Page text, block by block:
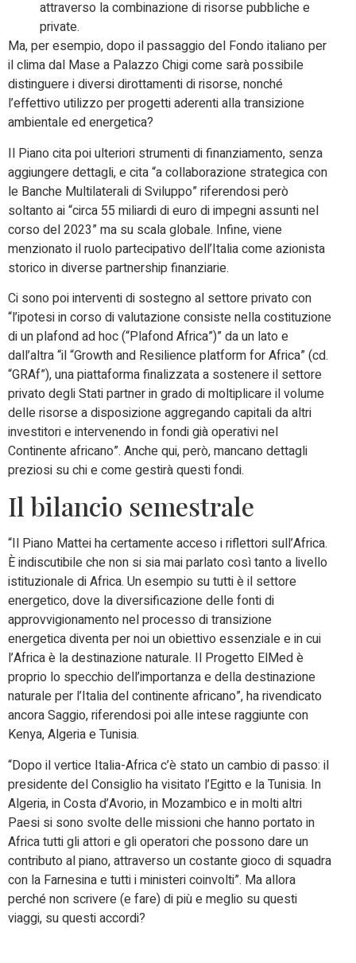
attraverso la combinazione di risorse pubbliche e
private.
Ma, per esempio, dopo il passaggio del Fondo italiano per
il clima dal Mase a Palazzo Chigi come sarà possibile
distinguere i diversi dirottamenti di risorse, nonché
l’effettivo utilizzo per progetti aderenti alla transizione
ambientale ed energetica?
Il Piano cita poi ulteriori strumenti di finanziamento, senza
aggiungere dettagli, e cita “a collaborazione strategica con
le Banche Multilaterali di Sviluppo” riferendosi però
soltanto ai “circa 55 miliardi di euro di impegni assunti nel
corso del 2023” ma su scala globale. Infine, viene
menzionato il ruolo partecipativo dell’Italia come azionista
storico in diverse partnership finanziarie.
Ci sono poi interventi di sostegno al settore privato con
“l’ipotesi in corso di valutazione consiste nella costituzione
di un plafond ad hoc (“Plafond Africa”)” da un lato e
dall’altra “il “Growth and Resilience platform for Africa” (cd.
“GRAf”), una piattaforma finalizzata a sostenere il settore
privato degli Stati partner in grado di moltiplicare il volume
delle risorse a disposizione aggregando capitali da altri
investitori e intervenendo in fondi già operativi nel
Continente africano”. Anche qui, però, mancano dettagli
preziosi su chi e come gestirà questi fondi.
Il bilancio semestrale
“Il Piano Mattei ha certamente acceso i riflettori sull’Africa.
È indiscutibile che non si sia mai parlato così tanto a livello
istituzionale di Africa. Un esempio su tutti è il settore
energetico, dove la diversificazione delle fonti di
approvvigionamento nel processo di transizione
energetica diventa per noi un obiettivo essenziale e in cui
l’Africa è la destinazione naturale. Il Progetto ElMed è
proprio lo specchio dell’importanza e della destinazione
naturale per l’Italia del continente africano”, ha rivendicato
ancora Saggio, riferendosi poi alle intese raggiunte con
Kenya, Algeria e Tunisia.
“Dopo il vertice Italia-Africa c’è stato un cambio di passo: il
presidente del Consiglio ha visitato l’Egitto e la Tunisia. In
Algeria, in Costa d’Avorio, in Mozambico e in molti altri
Paesi si sono svolte delle missioni che hanno portato in
Africa tutti gli attori e gli operatori che possono dare un
contributo al piano, attraverso un costante gioco di squadra
con la Farnesina e tutti i ministeri coinvolti”. Ma allora
perché non scrivere (e fare) di più e meglio su questi
viaggi, su questi accordi?